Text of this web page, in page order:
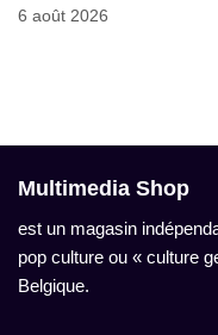
6 août 2026
Multimedia Shop
est un magasin
pop culture ou « culture
Belgique.